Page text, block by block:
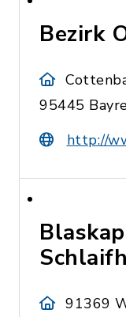
Bezirk
95445
http://
91369